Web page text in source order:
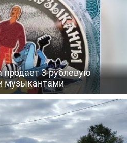
3-рублевую
музыкантами